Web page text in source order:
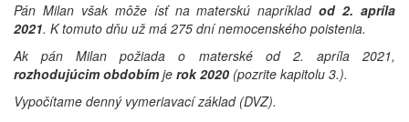
Pán Milan však môže ísť na materskú napríkladod 2. apríla
2021. K tomuto dňu už má 275 dní nemocenského poistenia.
Ak pán Milan požiada o materské od 2. apríla 2021,
rozhodujúcim obdobímje rok 2020 (pozrite kapitolu 3.).
Vypočítame denný vymeriavací základ (DVZ).